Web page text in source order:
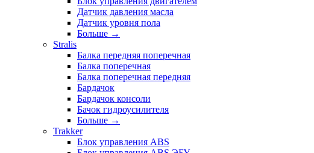
Датчик давления масла
Датчик уровня пола
Больше →
Stralis
Балка передняя поперечная
Балка поперечная
Балка поперечная передняя
Бардачок
Бардачок консоли
Бачок гидроусилителя
Больше →
Trakker
Блок управления ABS